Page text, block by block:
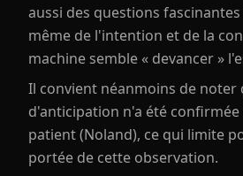
aussi des questions
même de l'intention et de la
machine semble « devancer »
Il convient néanmoins de noter
d'anticipation n'a été
patient (Noland), ce qui limite
portée de cette observation.